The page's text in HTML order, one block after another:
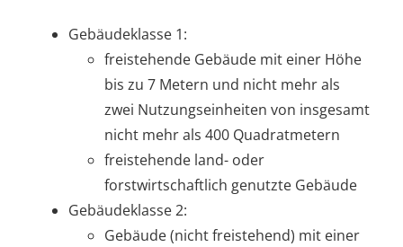
Gebäudeklasse 1:
freistehende Gebäude mit einer Höhe
bis zu 7 Metern und nicht mehr als
zwei Nutzungseinheiten von insgesamt
nicht mehr als 400 Quadratmetern
freistehende land- oder
forstwirtschaftlich genutzte Gebäude
Gebäudeklasse 2:
Gebäude (nicht freistehend) mit einer